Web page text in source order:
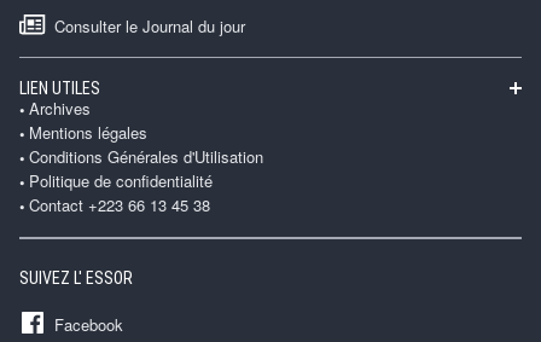
Consulter le Journal du jour
LIEN UTILES
Archives
Mentions légales
Conditions Générales d'Utilisation
Politique de confidentialité
Contact +223 66 13 45 38
SUIVEZ L' ESSOR
Facebook